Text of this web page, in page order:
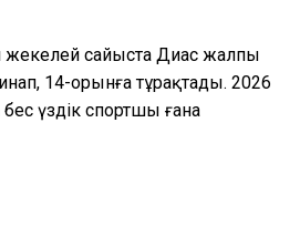
жекелей сайыста Диас жалпы
14-орынға тұрақтады. 2026
үздік спортшы ғана